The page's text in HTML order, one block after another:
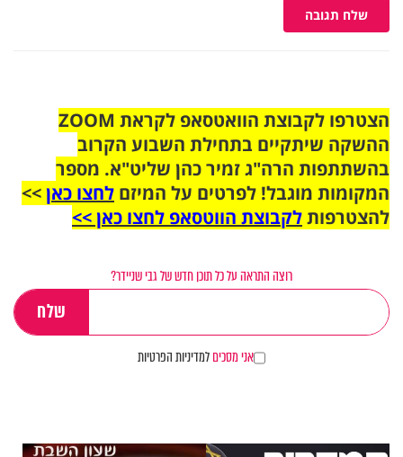
שלח תגובה
הצטרפו לקבוצת הוואטסאפ לקראת ZOOM
ההשקה שיתקיים בתחילת השבוע הקרוב
בהשתתפות הרה"ג זמיר כהן שליט"א. מספר
המקומות מוגבל! לפרטים על המיזם לחצו כאן>>
להצטרפותלקבוצת הווטסאפ לחצו כאן >>
רוצה התראה על כל תוכן חדש של גבי שניידר?
אני מסכיםלמדיניות הפרטיות